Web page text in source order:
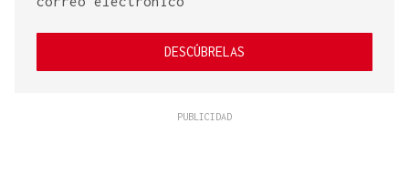
DESCÚBRELAS